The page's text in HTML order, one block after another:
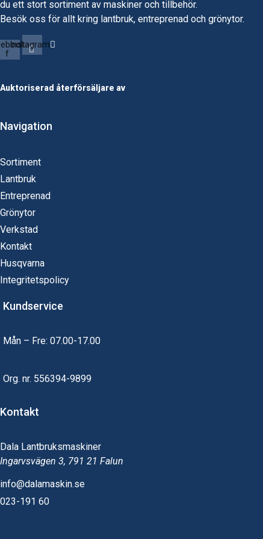
du ett stort sortiment av maskiner och tillbehör.
Besök oss för allt kring lantbruk, entreprenad och grönytor.
f
Instagram
Auktoriserad återförsäljare av
Navigation
Sortiment
Lantbruk
Entreprenad
Grönytor
Verkstad
Kontakt
Husqvarna
Integritetspolicy
Kundservice
Mån – Fre: 07.00-17.00
Org. nr. 556394-9899
Kontakt
Dala Lantbruksmaskiner
Ingarvsvägen 3, 791 21 Falun
info@dalamaskin.se
023-191 60